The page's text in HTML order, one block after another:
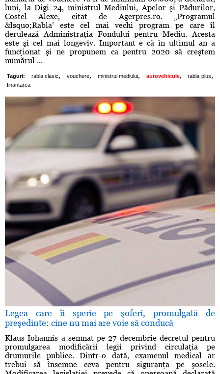
luni, la Digi 24, ministrul Mediului, Apelor şi Pădurilor,
Costel Alexe, citat de Agerpres.ro. „Programul
&lsquo;Rabla’ este cel mai vechi program pe care îl
derulează Administraţia Fondului pentru Mediu. Acesta
este şi cel mai longeviv. Important e că în ultimul an a
funcţionat şi ne propunem ca pentru 2020 să creştem
numărul ...
Taguri: rabla clasic, vouchere, ministrul mediului, autovehicule, rabla plus,
finantarea
Legea care îi sperie pe şoferi, promulgată de
preşedinte: cine nu mai are voie să conducă
Klaus Iohannis a semnat pe 27 decembrie decretul pentru
promulgarea modificării legii privind circulaţia pe
drumurile publice. Dintr-o dată, examenul medical ar
trebui să însemne ceva pentru siguranţa pe şosele.